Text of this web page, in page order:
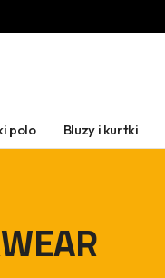
polo Bluzy i kurtki